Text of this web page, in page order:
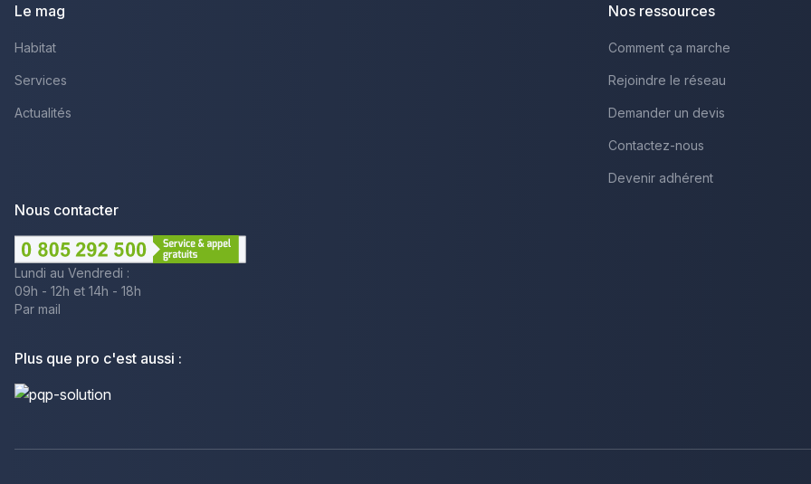
Le mag
Habitat
Services
Actualités
Nos ressources
Comment ça marche
Rejoindre le réseau
Demander un devis
Contactez-nous
Devenir adhérent
Nous contacter
Lundi au Vendredi :
09h - 12h et 14h - 18h
Par mail
Plus que pro c'est aussi :